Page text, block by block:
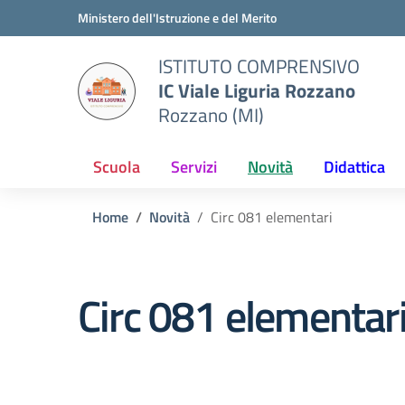
Vai ai contenuti
Vai al menu di navigazioneMinistero dell'Istruzione e del Merito
ISTITUTO COMPRENSIVO
IC Viale Liguria Rozzano
Rozzano (MI)
Scuola Servizi Novità Didattica
Home Novità Circ 081 elementari
Circ 081